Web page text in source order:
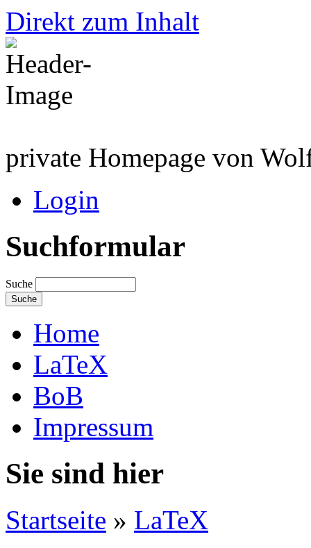
Direkt zum Inhalt
private Homepage von
Login
Suchformular
Suche
Home
LaTeX
BoB
Impressum
Sie sind hier
Startseite » LaTeX